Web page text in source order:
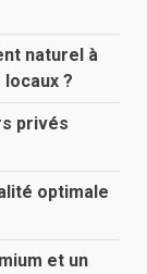
naturel à
?
privés
optimale
et un